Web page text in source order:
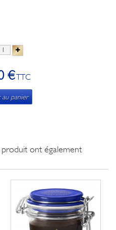
€TTC
panier
ont également